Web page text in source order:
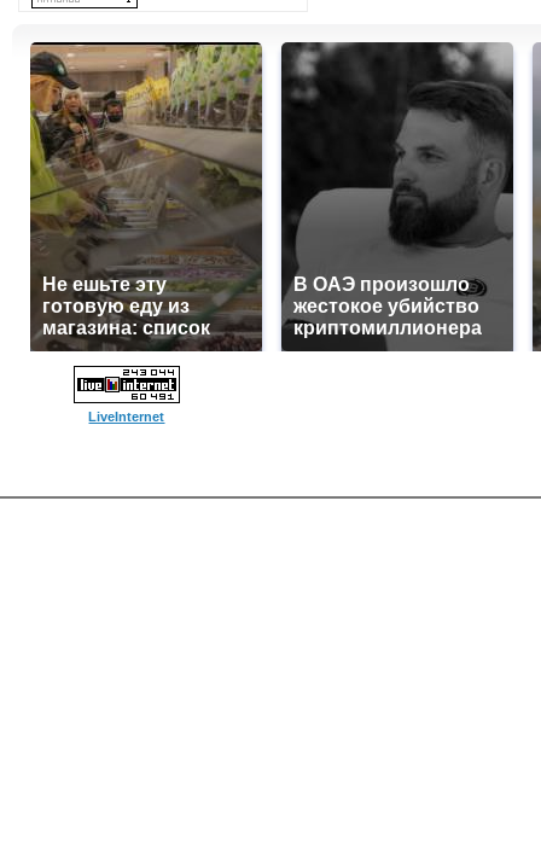
Не ешьте эту
готовую еду из
магазина: список
В ОАЭ произошло
жестокое убийство
криптомиллионера
LiveInternet